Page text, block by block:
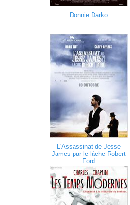
Donnie Darko
L'Assassinat de Jesse
James par le lâche Robert
Ford